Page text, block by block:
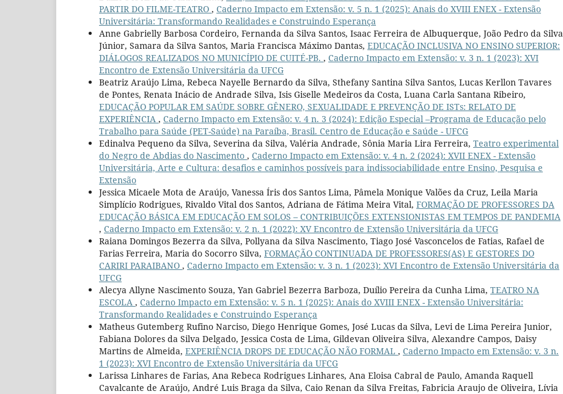
PARTIR DO FILME-TEATRO , Caderno Impacto em Extensão: v. 5 n. 1 (2025): Anais do XVIII ENEX - Extensão
Universitária: Transformando Realidades e Construindo Esperança
Anne Gabrielly Barbosa Cordeiro, Fernanda da Silva Santos, Isaac Ferreira de Albuquerque, João Pedro da Silva
Júnior, Samara da Silva Santos, Maria Francisca Máximo Dantas, EDUCAÇÃO INCLUSIVA NO ENSINO SUPERIOR:
DIÁLOGOS REALIZADOS NO MUNICÍPIO DE CUITÉ-PB. , Caderno Impacto em Extensão: v. 3 n. 1 (2023): XVI
Encontro de Extensão Universitária da UFCG
Beatriz Araújo Lima, Rebeca Nayelle Bernardo da Silva, Sthefany Santina Silva Santos, Lucas Kerllon Tavares
de Pontes, Renata Inácio de Andrade Silva, Isis Giselle Medeiros da Costa, Luana Carla Santana Ribeiro,
EDUCAÇÃO POPULAR EM SAÚDE SOBRE GÊNERO, SEXUALIDADE E PREVENÇÃO DE ISTs: RELATO DE
EXPERIÊNCIA , Caderno Impacto em Extensão: v. 4 n. 3 (2024): Edição Especial –Programa de Educação pelo
Trabalho para Saúde (PET-Saúde) na Paraíba, Brasil. Centro de Educação e Saúde - UFCG
Edinalva Pequeno da Silva, Severina da Silva, Valéria Andrade, Sônia Maria Lira Ferreira, Teatro experimental
do Negro de Abdias do Nascimento , Caderno Impacto em Extensão: v. 4 n. 2 (2024): XVII ENEX - Extensão
Universitária, Arte e Cultura: desafios e caminhos possíveis para indissociabilidade entre Ensino, Pesquisa e
Extensão
Jessica Micaele Mota de Araújo, Vanessa Íris dos Santos Lima, Pâmela Monique Valões da Cruz, Leila Maria
Simplício Rodrigues, Rivaldo Vital dos Santos, Adriana de Fátima Meira Vital, FORMAÇÃO DE PROFESSORES DA
EDUCAÇÃO BÁSICA EM EDUCAÇÃO EM SOLOS – CONTRIBUIÇÕES EXTENSIONISTAS EM TEMPOS DE PANDEMIA
, Caderno Impacto em Extensão: v. 2 n. 1 (2022): XV Encontro de Extensão Universitária da UFCG
Raiana Domingos Bezerra da Silva, Pollyana da Silva Nascimento, Tiago José Vasconcelos de Fatias, Rafael de
Farias Ferreira, Maria do Socorro Silva, FORMAÇÃO CONTINUADA DE PROFESSORES(AS) E GESTORES DO
CARIRI PARAIBANO , Caderno Impacto em Extensão: v. 3 n. 1 (2023): XVI Encontro de Extensão Universitária da
UFCG
Alecya Allyne Nascimento Souza, Yan Gabriel Bezerra Barboza, Duílio Pereira da Cunha Lima, TEATRO NA
ESCOLA , Caderno Impacto em Extensão: v. 5 n. 1 (2025): Anais do XVIII ENEX - Extensão Universitária:
Transformando Realidades e Construindo Esperança
Matheus Gutemberg Rufino Narciso, Diego Henrique Gomes, José Lucas da Silva, Levi de Lima Pereira Junior,
Fabiana Dolores da Silva Delgado, Jessica Costa de Lima, Gildevan Oliveira Silva, Alexandre Campos, Daisy
Martins de Almeida, EXPERIÊNCIA DROPS DE EDUCAÇÃO NÃO FORMAL , Caderno Impacto em Extensão: v. 3 n.
1 (2023): XVI Encontro de Extensão Universitária da UFCG
Larissa Linhares de Farias, Ana Rebeca Rodrigues Linhares, Ana Eloisa Cabral de Paulo, Amanda Raquell
Cavalcante de Araújo, André Luis Braga da Silva, Caio Renan da Silva Freitas, Fabricia Araujo de Oliveira, Lívia